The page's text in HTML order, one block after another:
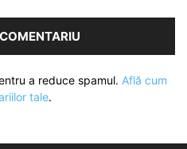
a reduce spamul. Află cum
tale.